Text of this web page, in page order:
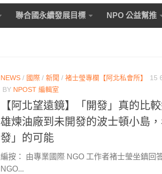
聯合國永續發展目標 NPO 公益幫推
NEWS / 國際 / 新聞 / 褚士瑩專欄【阿北私會所】
15
BY NPOST 編輯室
【阿北望遠鏡】「開發」真的比
雄煉油廠到未開發的波士頓小島
發」的可能
編按： 由專業國際 NGO 工作者褚士瑩坐鎮回
NGO...